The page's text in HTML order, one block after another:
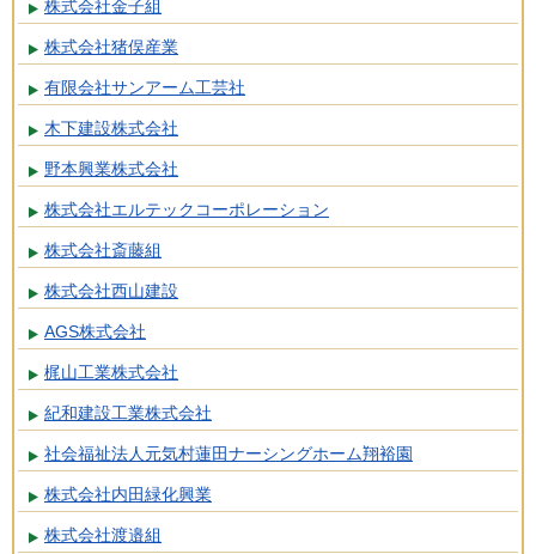
株式会社金子組
株式会社猪俣産業
有限会社サンアーム工芸社
木下建設株式会社
野本興業株式会社
株式会社エルテックコーポレーション
株式会社斎藤組
株式会社西山建設
AGS株式会社
梶山工業株式会社
紀和建設工業株式会社
社会福祉法人元気村蓮田ナーシングホーム翔裕園
株式会社内田緑化興業
株式会社渡邉組